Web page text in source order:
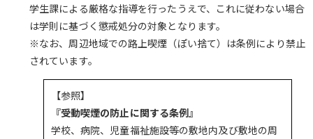
学生課による厳格な指導を行ったうえで、これに従わない場合
は学則に基づく懲戒処分の対象となります。
※なお、周辺地域での路上喫煙（ぽい捨て）は条例により禁止
されています。
【参照】
『受動喫煙の防止に関する条例』
学校、病院、児童福祉施設等の敷地内及び敷地の周